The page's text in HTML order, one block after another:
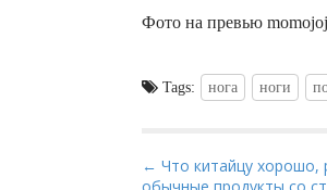
Фото на превью
Tags: нога ноги
P
← Что китайцу хорошо,